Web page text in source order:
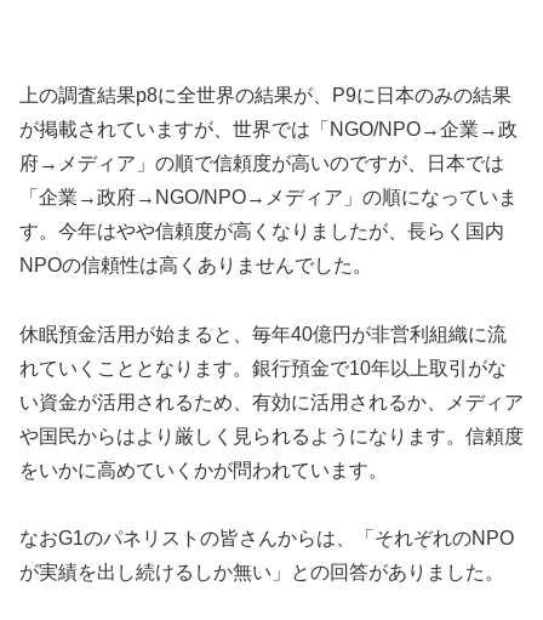
上の調査結果p8に全世界の結果が、P9に日本のみの結果
が掲載されていますが、世界では「NGO/NPO→企業→政
府→メディア」の順で信頼度が高いのですが、日本では
「企業→政府→NGO/NPO→メディア」の順になっていま
す。今年はやや信頼度が高くなりましたが、長らく国内
NPOの信頼性は高くありませんでした。
休眠預金活用が始まると、毎年40億円が非営利組織に流
れていくこととなります。銀行預金で10年以上取引がな
い資金が活用されるため、有効に活用されるか、メディア
や国民からはより厳しく見られるようになります。信頼度
をいかに高めていくかが問われています。
なおG1のパネリストの皆さんからは、「それぞれのNPO
が実績を出し続けるしか無い」との回答がありました。